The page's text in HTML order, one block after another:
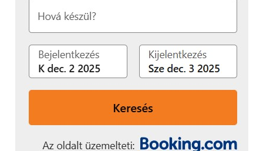
Amíg a RAM mérete különbözik, addig a szoftver
mindkét kiadásnál ugyanaz, hiszen a fejlesztők az
Android 5.1.1 Lollipop-ra bízták a szoftveres
teendőket, a Google rendszerére pedig a kínai
gyártótól megszokott módon az EMUI felület is
felkerült, egészen pontosan annak 3.1-es verziója.
Sajnos egyelőre még nem elérhető az újabb, 6.0-ás
rendszer, reméljük ezt mihamarabb pótolják a